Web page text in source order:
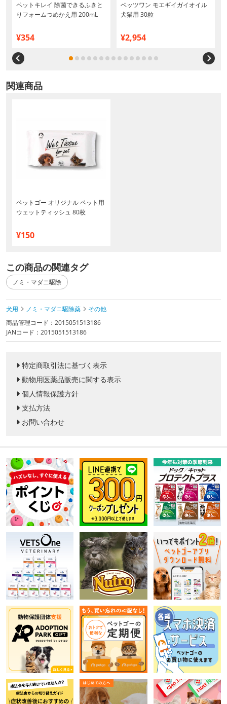
ペットキレイ 除菌できるふきと
りフォームつめかえ用 200mL
¥354
ベッツワン モエギイガイオイル
犬猫用 30粒
¥2,954
関連商品
ペットゴー オリジナル ペット用
ウェットティッシュ 80枚
¥150
この商品の関連タグ
ノミ・マダニ駆除
犬用 ノミ・マダニ駆除薬
その他
商品管理コード：2015051513186
JANコード：2015051513186
特定商取引法に基づく表示
動物用医薬品販売に関する表示
個人情報保護方針
支払方法
お問い合わせ